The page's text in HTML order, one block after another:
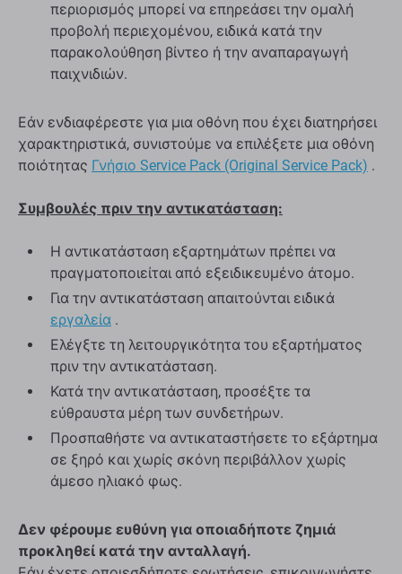
περιορισμός μπορεί να επηρεάσει την ομαλή
προβολή περιεχομένου, ειδικά κατά την
παρακολούθηση βίντεο ή την αναπαραγωγή
παιχνιδιών.
Εάν ενδιαφέρεστε για μια οθόνη που έχει διατηρήσει
χαρακτηριστικά, συνιστούμε να επιλέξετε μια οθόνη
ποιότητας Γνήσιο Service Pack (Original Service Pack) .
Συμβουλές πριν την αντικατάσταση:
Η αντικατάσταση εξαρτημάτων πρέπει να
πραγματοποιείται από εξειδικευμένο άτομο.
Για την αντικατάσταση απαιτούνται ειδικά
εργαλεία .
Ελέγξτε τη λειτουργικότητα του εξαρτήματος
πριν την αντικατάσταση.
Κατά την αντικατάσταση, προσέξτε τα
εύθραυστα μέρη των συνδετήρων.
Προσπαθήστε να αντικαταστήσετε το εξάρτημα
σε ξηρό και χωρίς σκόνη περιβάλλον χωρίς
άμεσο ηλιακό φως.
Δεν φέρουμε ευθύνη για οποιαδήποτε ζημιά
προκληθεί κατά την ανταλλαγή.